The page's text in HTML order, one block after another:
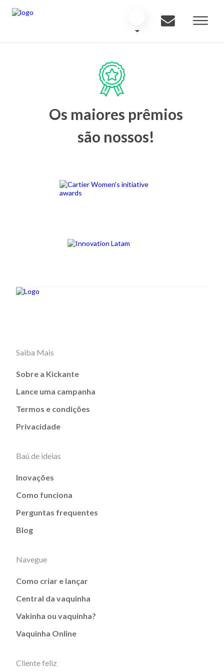
Os maiores prêmios
são nossos!
Saiba Mais
Sobre a Kickante
Lance uma campanha
Termos e condições
Privacidade
Baú de ideias
Inovações
Como funciona
Perguntas frequentes
Blog
Navegue
Como criar e lançar
Central da vaquinha
Vakinha ou vaquinha?
Vaquinha Online
Cliente feliz